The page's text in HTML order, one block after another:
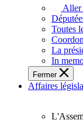
députées
députés
vous
représentent
sein
de
l'Assemblée
l'Ontario.
Aller
Toutes
La
In
Fermer
Affaires